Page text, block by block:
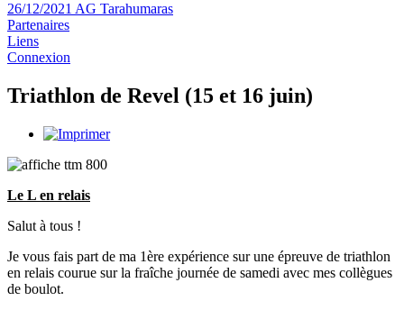
26/12/2021 AG Tarahumaras
Partenaires
Liens
Connexion
Triathlon de Revel (15 et 16 juin)
Le L en relais
Salut à tous !
Je vous fais part de ma 1ère expérience sur une épreuve de triathlon
en relais courue sur la fraîche journée de samedi avec mes collègues
de boulot.